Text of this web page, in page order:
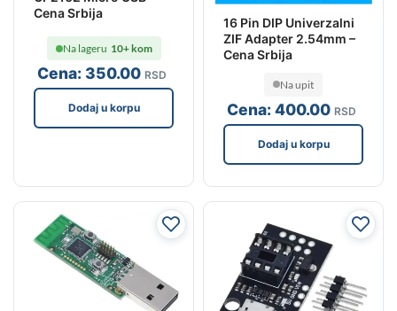
Cena Srbija
Cena:350.00 RSD
Na lageru 10+ kom
Dodaj u korpu
16 Pin DIP Univerzalni
ZIF Adapter 2.54mm –
Cena Srbija
Cena:400.00 RSD
Na upit
Dodaj u korpu